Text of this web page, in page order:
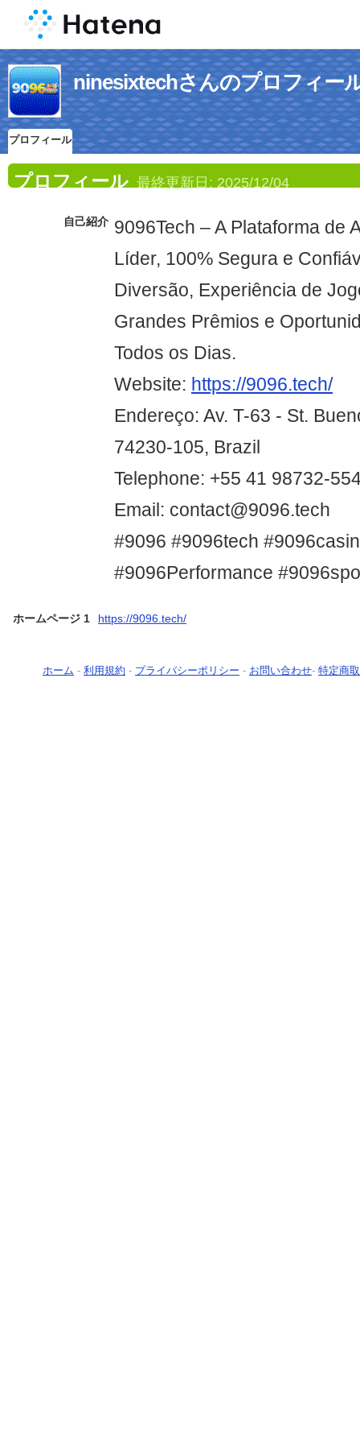
ninesixtechさんのプロフィー
プロフィール
プロフィール 最終更新日: 2025/12/04
自己紹介 9096Tech – A Plataforma de
Líder, 100% Segura e
Diversão, Experiência de
Grandes Prêmios e
Todos os Dias.
Website: https://9096.tech/
Endereço: Av. T-63 - St.
74230-105, Brazil
Telephone: +55 41 98732-
Email: contact@9096.tech
#9096 #9096tech
#9096Performance
ホームページ 1 https://9096.tech/
ホーム - 利用規約 - プライバシーポリシー - お問い合わせ- 特定商